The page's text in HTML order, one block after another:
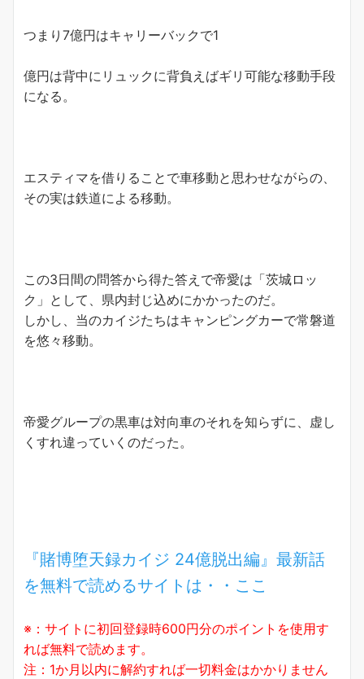
つまり7億円はキャリーバックで1
億円は背中にリュックに背負えばギリ可能な移動手段
になる。
エスティマを借りることで車移動と思わせながらの、
その実は鉄道による移動。
この3日間の問答から得た答えで帝愛は「茨城ロッ
ク」として、県内封じ込めにかかったのだ。
しかし、当のカイジたちはキャンピングカーで常磐道
を悠々移動。
帝愛グループの黒車は対向車のそれを知らずに、虚し
くすれ違っていくのだった。
『賭博堕天録カイジ 24億脱出編』最新話
を無料で読めるサイトは・・ここ
※：サイトに初回登録時600円分のポイントを使用す
れば無料で読めます。
注：1か月以内に解約すれば一切料金はかかりません